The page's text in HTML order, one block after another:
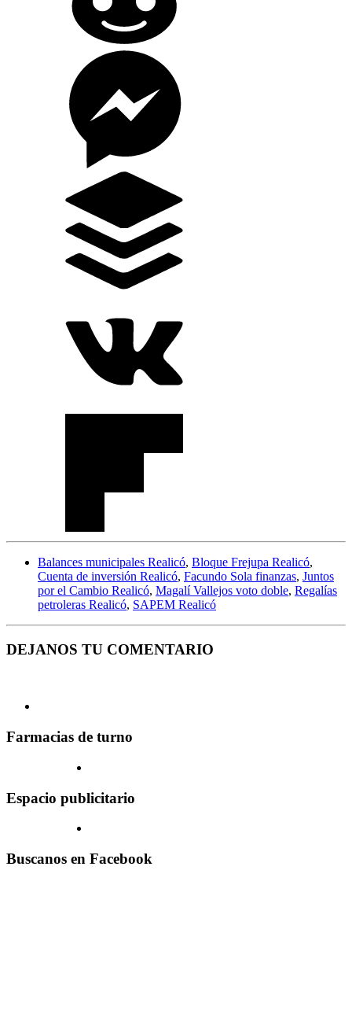
Balances municipales Realicó, Bloque Frejupa Realicó,
Cuenta de inversión Realicó, Facundo Sola finanzas, Juntos
por el Cambio Realicó, Magalí Vallejos voto doble, Regalías
petroleras Realicó, SAPEM Realicó
DEJANOS TU COMENTARIO
Farmacias de turno
Espacio publicitario
Buscanos en Facebook